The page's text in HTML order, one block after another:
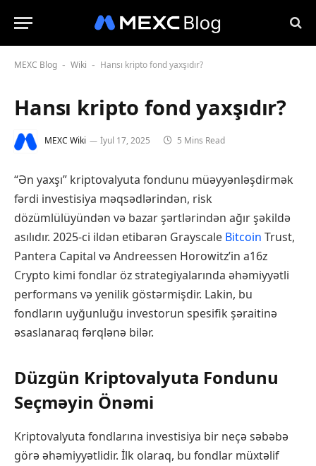
MEXC Blog - Wiki - Hansı kripto fond yaxşıdır?
Hansı kripto fond yaxşıdır?
MEXC Wiki İyul 17, 2025 5 Mins Read
“Ən yaxşı” kriptovalyuta fondunu müəyyənləşdirmək
fərdi investisiya məqsədlərindən, risk
dözümlülüyündən və bazar şərtlərindən ağır şəkildə
asılıdır. 2025-ci ildən etibarən Grayscale Bitcoin Trust,
Pantera Capital və Andreessen Horowitz’in a16z
Crypto kimi fondlar öz strategiyalarında əhəmiyyətli
performans və yenilik göstərmişdir. Lakin, bu
fondların uyğunluğu investorun spesifik şəraitinə
əsaslanaraq fərqlənə bilər.
Düzgün Kriptovalyuta Fondunu
Seçməyin Önəmi
Kriptovalyuta fondlarına investisiya bir neçə səbəbə
görə əhəmiyyətlidir. İlk olaraq, bu fondlar müxtəlif